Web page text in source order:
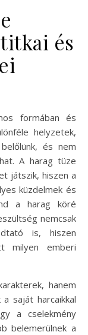
és
helyzetek,
és nem
A harag tüze
játszik, hiszen a
küzdelmek és
a harag köré
nemcsak
is, hiszen
milyen emberi
hanem
saját harcaikkal
a cselekmény
belemerülnek a